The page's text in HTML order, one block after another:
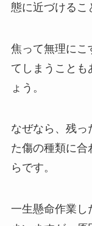
態に近づけるこ
焦って無理にこ
てしまうことも
ょう。
なぜなら、残っ
た傷の種類に合
らです。
一生懸命作業し